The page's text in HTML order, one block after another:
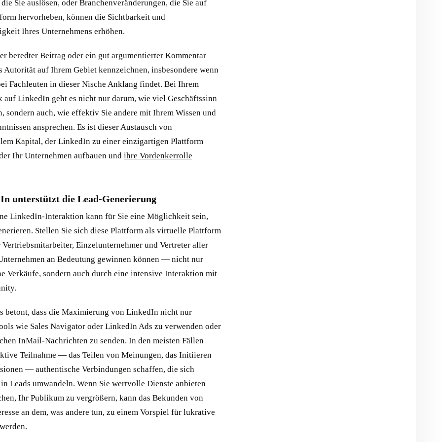
die Sie auslösen, oder Branchenveränderungen, die Sie auf
hervorheben, können die Sichtbarkeit und
Ihres Unternehmens erhöhen.
beredter Beitrag oder ein gut argumentierter Kommentar
Autorität auf Ihrem Gebiet kennzeichnen, insbesondere wenn
Fachleuten in dieser Nische Anklang findet. Bei Ihrem
auf LinkedIn geht es nicht nur darum, wie viel Geschäftssinn
sondern auch, wie effektiv Sie andere mit Ihrem Wissen und
ansprechen. Es ist dieser Austausch von
Kapital, der LinkedIn zu einer einzigartigen Plattform
Ihr Unternehmen aufbauen und ihre Vordenkerrolle
unterstützt die Lead-Generierung
LinkedIn-Interaktion kann für Sie eine Möglichkeit sein,
Stellen Sie sich diese Plattform als virtuelle Plattform
Vertriebsmitarbeiter, Einzelunternehmer und Vertreter aller
an Bedeutung gewinnen können — nicht nur
Verkäufe, sondern auch durch eine intensive Interaktion mit
betont, dass die Maximierung von LinkedIn nicht nur
wie Sales Navigator oder LinkedIn Ads zu verwenden oder
InMail-Nachrichten zu senden. In den meisten Fällen
Teilnahme — das Teilen von Meinungen, das Initiieren
— authentische Verbindungen schaffen, die sich
Leads umwandeln. Wenn Sie wertvolle Dienste anbieten
Ihr Publikum zu vergrößern, kann das Bekunden von
an dem, was andere tun, zu einem Vorspiel für lukrative